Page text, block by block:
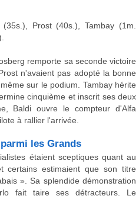
Prost (40s.), Tambay (1m.
remporte sa seconde victoire
n'avaient pas adopté la bonne
sur le podium. Tambay hérite
cinquième et inscrit ses deux
Baldi ouvre le compteur d'Alfa
à rallier l'arrivée.
les Grands
étaient sceptiques quant au
certains estimaient que son titre
». Sa splendide démonstration
fait taire ses détracteurs. Le